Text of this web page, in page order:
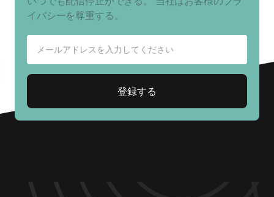
イバシーを尊重する。